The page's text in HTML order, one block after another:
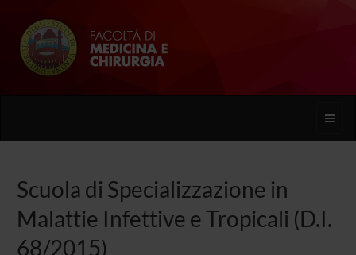
Toggle
Scuola di Specializzazione in
Malattie Infettive e Tropicali (D.I.
68/2015)